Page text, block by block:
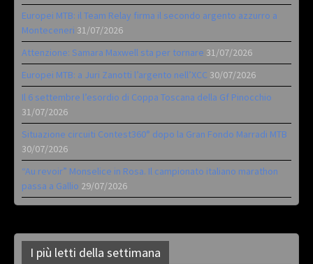
Europei MTB: il Team Relay firma il secondo argento azzurro a
Monteceneri 31/07/2026
Attenzione: Samara Maxwell sta per tornare 31/07/2026
Europei MTB: a Juri Zanotti l’argento nell’XCC 30/07/2026
Il 6 settembre l’esordio di Coppa Toscana della Gf Pinocchio
31/07/2026
Situazione circuiti Contest360° dopo la Gran Fondo Marradi MTB
30/07/2026
“Au revoir” Monselice in Rosa. Il campionato italiano marathon
passa a Gallio 29/07/2026
I più letti della settimana